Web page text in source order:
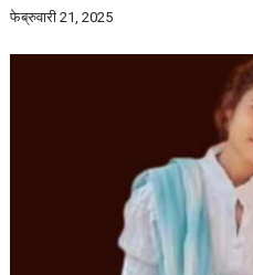
फेब्रुवारी 21, 2025